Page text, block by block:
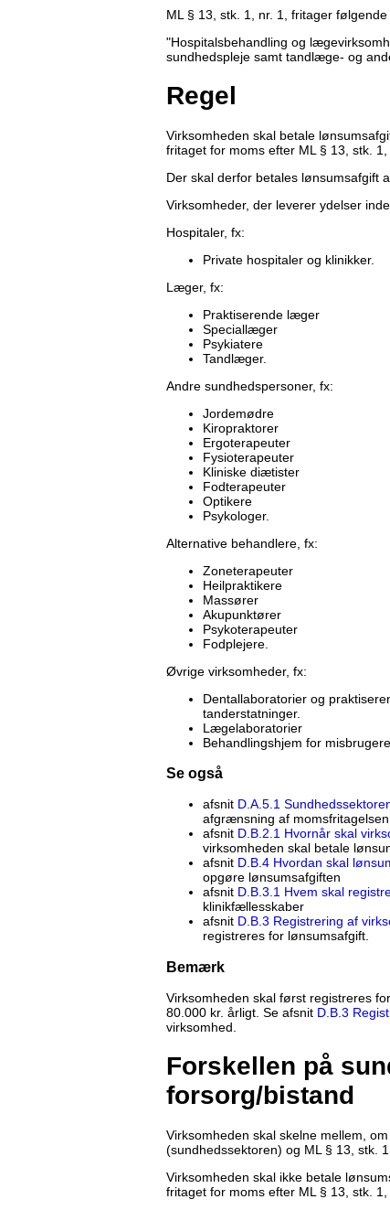
ML § 13, stk. 1, nr. 1, fritager
"Hospitalsbehandling og
sundhedspleje samt tandlæge- og
Regel
Virksomheden skal betale
fritaget for moms efter ML § 13, stk.
Der skal derfor betales lønsumsafgift
Virksomheder, der leverer ydelser
Hospitaler, fx:
Private hospitaler og klinikker.
Læger, fx:
Praktiserende læger
Speciallæger
Psykiatere
Tandlæger.
Andre sundhedspersoner, fx:
Jordemødre
Kiropraktorer
Ergoterapeuter
Fysioterapeuter
Kliniske diætister
Fodterapeuter
Optikere
Psykologer.
Alternative behandlere, fx:
Zoneterapeuter
Heilpraktikere
Massører
Akupunktører
Psykoterapeuter
Fodplejere.
Øvrige virksomheder, fx:
Dentallaboratorier og
tanderstatninger.
Lægelaboratorier
Behandlingshjem for
Se også
afsnit D.A.5.1
afgrænsning af momsfritagelsen
afsnit D.B.2.1 Hvornår skal
virksomheden skal betale
afsnit D.B.4 Hvordan skal
opgøre lønsumsafgiften
afsnit D.B.3.1 Hvem skal
klinikfællesskaber
afsnit D.B.3 Registrering af
registreres for lønsumsafgift.
Bemærk
Virksomheden skal først registreres
80.000 kr. årligt. Se afsnit D.B.3
virksomhed.
Forskellen på
forsorg/bistand
Virksomheden skal skelne mellem,
(sundhedssektoren) og ML § 13, stk.
Virksomheden skal ikke betale
fritaget for moms efter ML § 13, stk.